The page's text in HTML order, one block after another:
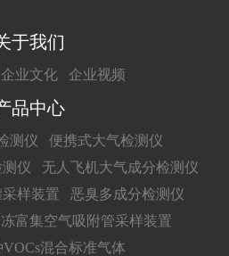
于我们
企业文化 企业视频
品中心
测仪
便携式大气检测仪
仪
无人飞机大气成分检测仪
样装置
恶臭多成分检测仪
富集空气吸附管采样装置
VOCs混合标准气体